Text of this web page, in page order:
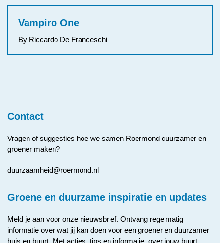
Vampiro One
By Riccardo De Franceschi
Contact
Vragen of suggesties hoe we samen Roermond duurzamer en
groener maken?
duurzaamheid@roermond.nl
Groene en duurzame inspiratie en updates
Meld je aan voor onze nieuwsbrief. Ontvang regelmatig
informatie over wat jij kan doen voor een groener en duurzamer
huis en buurt. Met acties, tips en informatie over jouw buurt.